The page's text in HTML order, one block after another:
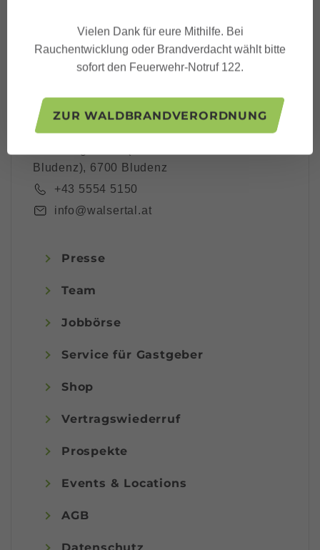
Ich akzeptiere dieDatenschutzbestimmungen
Großes Walsertal Tourismus
Bludenz), 6700 Bludenz
+43 5554 5150
info@walsertal.at
Presse
Team
Jobbörse
Service für Gastgeber
Shop
Vertragswiederruf
Prospekte
Events & Locations
AGB
Vielen Dank für eure Mithilfe. Bei
Rauchentwicklung oder Brandverdacht wählt bitte
sofort den Feuerwehr-Notruf 122.
ZUR WALDBRANDVERORDNUNG